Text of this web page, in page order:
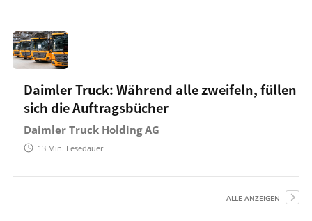
Daimler Truck: Während alle zweifeln, füllen
sich die Auftragsbücher
Daimler Truck Holding AG
13 Min. Lesedauer
ALLE ANZEIGEN